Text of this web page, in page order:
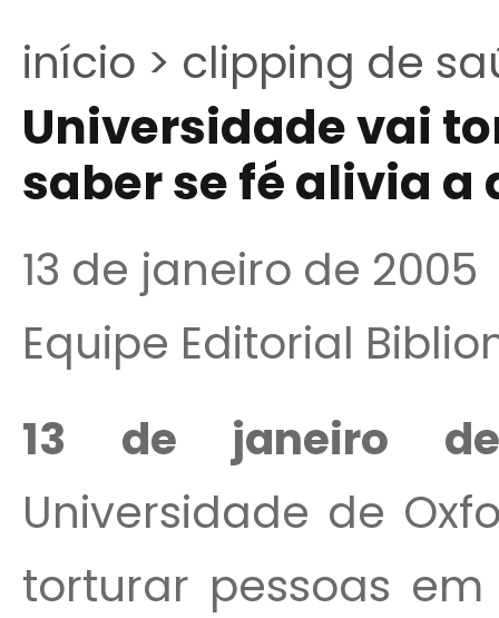
início > clipping de
Universidade vai
saber se fé alivia a
13 de janeiro de 2005
Equipe Editorial
13 de janeiro
Universidade de
torturar pessoas